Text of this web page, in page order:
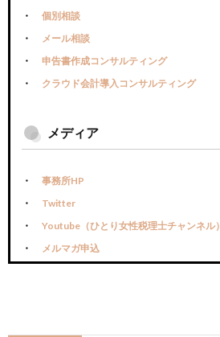
個別相談
メール相談
申告書作成コンサルティング
クラウド会計導入コンサルティング
メディア
事務所HP
Twitter
Youtube（ひとり女性税理士チャンネル）
メルマガ申込